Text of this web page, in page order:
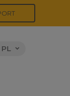
PL